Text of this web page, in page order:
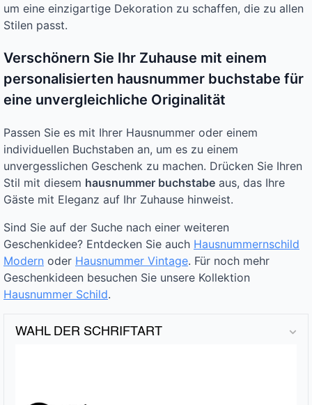
um eine einzigartige Dekoration zu schaffen, die zu allen
Stilen passt.
Verschönern Sie Ihr Zuhause mit einem
personalisierten hausnummer buchstabe für
eine unvergleichliche Originalität
Passen Sie es mit Ihrer Hausnummer oder einem
individuellen Buchstaben an, um es zu einem
unvergesslichen Geschenk zu machen. Drücken Sie Ihren
Stil mit diesem hausnummer buchstabe aus, das Ihre
Gäste mit Eleganz auf Ihr Zuhause hinweist.
Sind Sie auf der Suche nach einer weiteren
Geschenkidee? Entdecken Sie auch Hausnummernschild
Modern oder Hausnummer Vintage. Für noch mehr
Geschenkideen besuchen Sie unsere Kollektion
Hausnummer Schild.
WAHL DER SCHRIFTART